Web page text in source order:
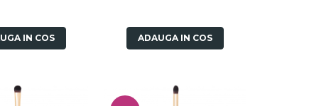
IN COS ADAUGA IN COS